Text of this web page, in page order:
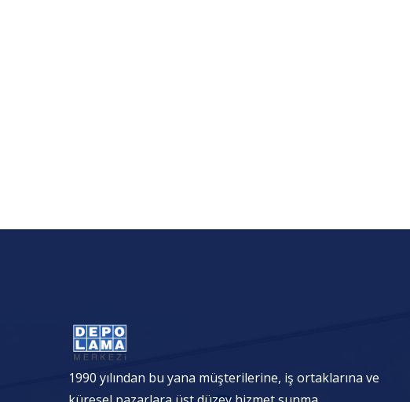
1990 yılından bu yana müşterilerine, iş ortaklarına ve